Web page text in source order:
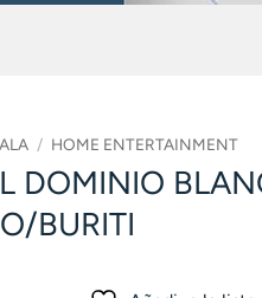
/ HOME ENTERTAINMENT
DOMINIO
BURITI